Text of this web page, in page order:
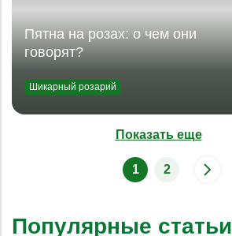
Пятна на розах: о чем они
говорят?
Шикарный розарий
Показать еще
1 2
Популярные статьи